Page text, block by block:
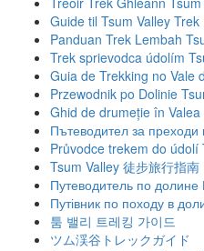
Guide til Tsum Valley Trek
Panduan Trek Lembah
Trek sprievodca údolím
Guia de Trekking no Vale
Przewodnik po Dolinie
Ghid de drumeție în Valea
Пътеводител за
Průvodce trekem do údolí
Tsum Valley 徒步旅行指南
Путеводитель по
Путівник по походу в
툼 밸리 트레킹 가이드
ツム渓谷トレックガイド